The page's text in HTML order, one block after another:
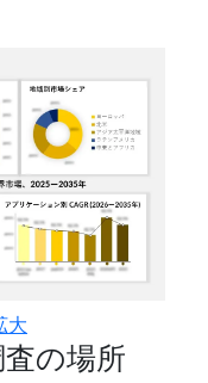
大
の場所